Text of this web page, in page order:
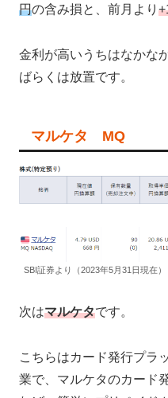
円の含み損と、前月より
金利が高いうちはなかな
ばらくは放置です。
マルケタ MQ
SBI証券より（2023年5月31日現在）
次はマルケタです。
こちらはカード発行プラ
業で、マルケタのカード